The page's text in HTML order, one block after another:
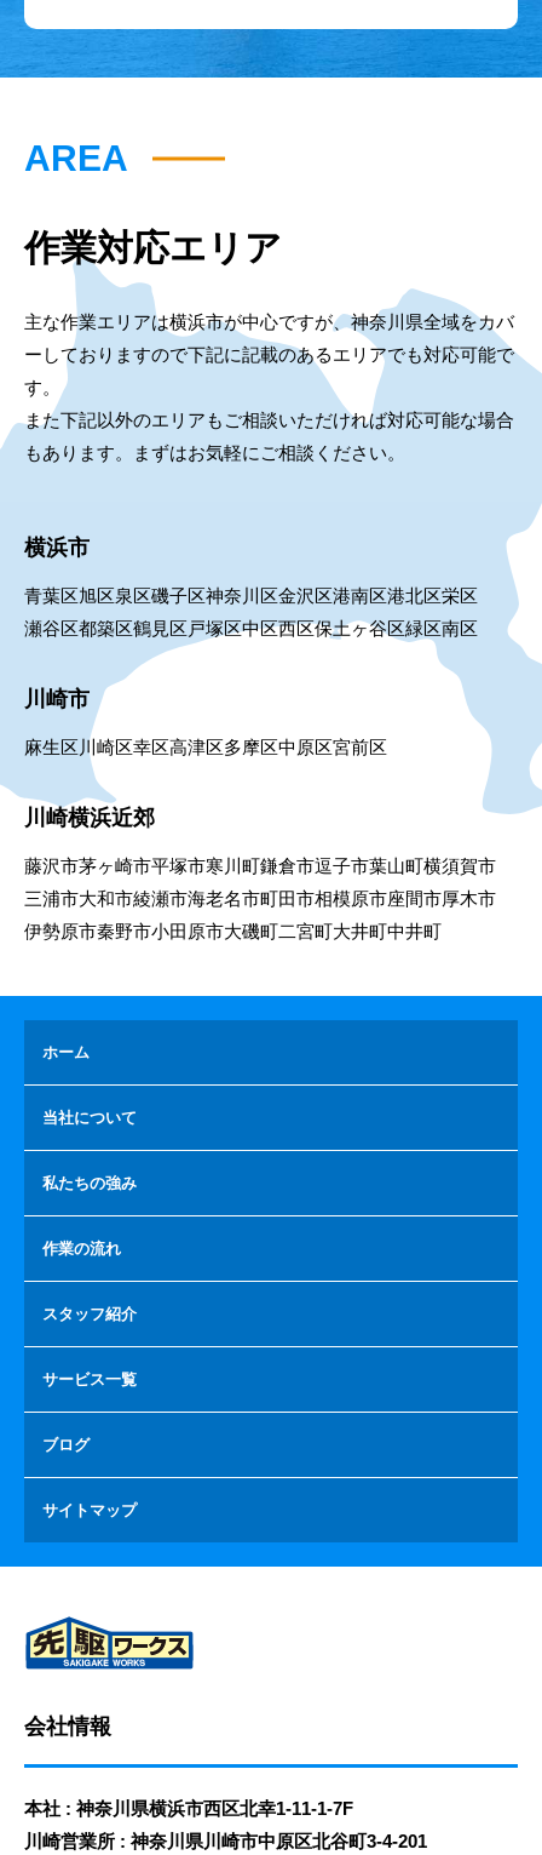
AREA
作業対応エリア
主な作業エリアは横浜市が中心ですが、神奈川県全域をカバ
ーしておりますので下記に記載のあるエリアでも対応可能で
す。
また下記以外のエリアもご相談いただければ対応可能な場合
もあります。まずはお気軽にご相談ください。
横浜市
青葉区旭区泉区磯子区神奈川区金沢区港南区港北区栄区
瀬谷区都築区鶴見区 戸塚区中区西区保土ヶ谷区緑区南区
川崎市
麻生区 川崎区幸区高津区多摩区中原区宮前区
川崎横浜近郊
藤沢市茅ヶ崎市平塚市寒川町鎌倉市逗子市葉山町横須賀市
三浦市大和市綾瀬市海老名市町田市相模原市座間市厚木市
伊勢原市秦野市小田原市大磯町二宮町大井町中井町
ホーム
当社について
私たちの強み
作業の流れ
スタッフ紹介
サービス一覧
ブログ
サイトマップ
会社情報
本社 : 神奈川県横浜市西区北幸1-11-1-7F
川崎営業所 : 神奈川県川崎市中原区北谷町3-4-201